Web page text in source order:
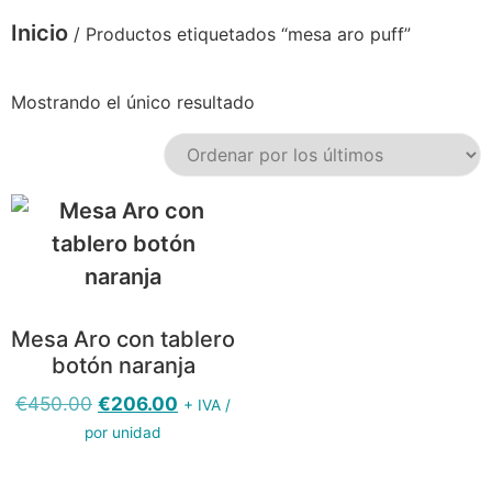
Inicio / Productos etiquetados “mesa aro puff”
Mostrando el único resultado
Mesa Aro con tablero
botón naranja
€450.00 €206.00 + IVA /
por unidad